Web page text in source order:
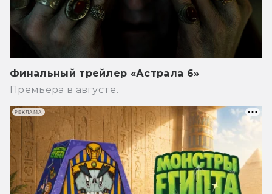
Финальный трейлер «Астрала 6»
Премьера в августе.
РЕКЛАМА